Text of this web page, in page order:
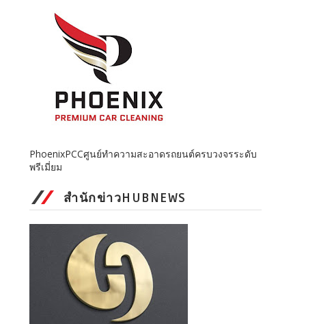
PhoenixPCCศูนย์ทำความสะอาดรถยนต์ครบวงจรระดับ
พรีเมี่ยม
สำนักข่าวHUBNEWS